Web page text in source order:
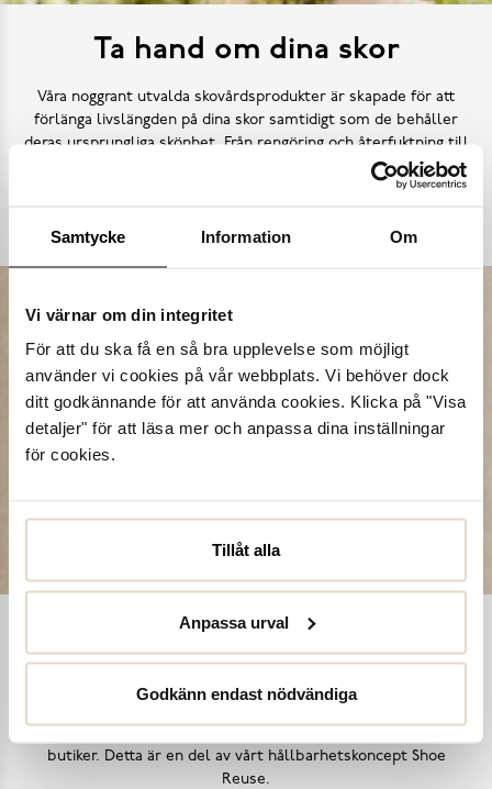
Samtycke Information Om
Vi värnar om din integritet
För att du ska få en så bra upplevelse som möjligt
använder vi cookies på vår webbplats. Vi behöver dock
ditt godkännande för att använda cookies. Klicka på "Visa
detaljer" för att läsa mer och anpassa dina inställningar
för cookies.
Tillåt alla
Anpassa urval
Godkänn endast nödvändiga
Ta hand om dina skor
Våra noggrant utvalda skovårdsprodukter är skapade för att
förlänga livslängden på dina skor samtidigt som de behåller
deras ursprungliga skönhet. Från rengöring och återfuktning till
skydd mot väder och slitage – vi har allt kan tänkas behöva.
Shoe Reuse
Utifrån målet att inga skor ska bli till avfall i ett för tidigt
butiker. Detta är en del av vårt hållbarhetskoncept Shoe
Reuse.